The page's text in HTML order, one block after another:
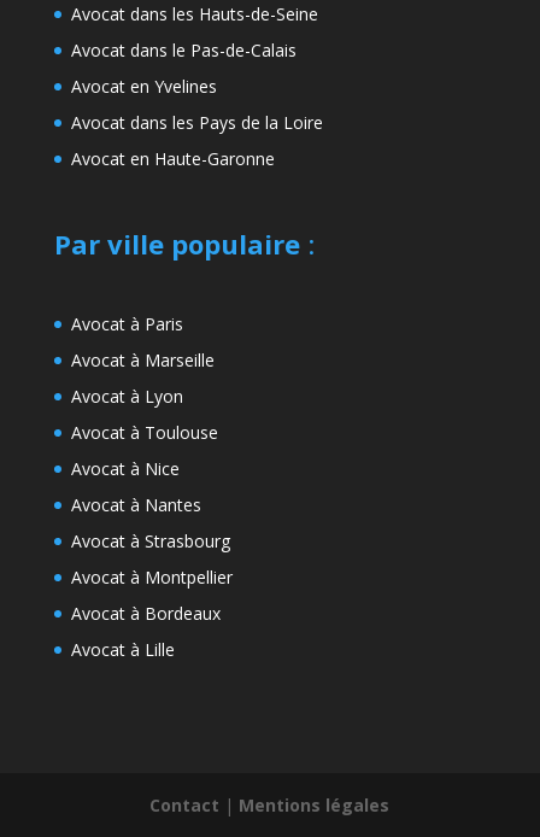
Avocat dans les Hauts-de-Seine
Avocat dans le Pas-de-Calais
Avocat en Yvelines
Avocat dans les Pays de la Loire
Avocat en Haute-Garonne
Par ville populaire:
Avocat à Paris
Avocat à Marseille
Avocat à Lyon
Avocat à Toulouse
Avocat à Nice
Avocat à Nantes
Avocat à Strasbourg
Avocat à Montpellier
Avocat à Bordeaux
Avocat à Lille
Contact | Mentions légales